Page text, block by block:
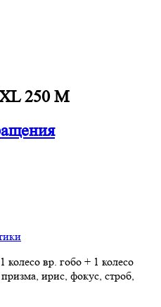
250 M
вр. гобо + 1 колесо
ирис, фокус, строб,